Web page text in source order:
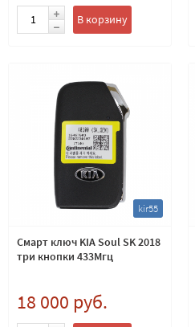
В корзину
kir55
Смарт ключ KIA Soul SK 2018
три кнопки 433Мгц
18 000 руб.